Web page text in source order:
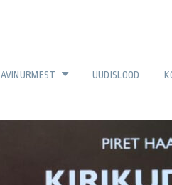
AVINURMEST UUDISLOOD